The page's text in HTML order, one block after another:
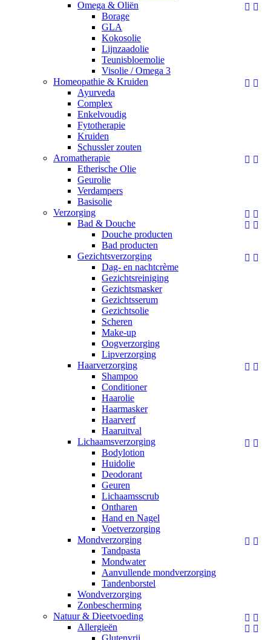
 
Omega & Oliën
Borage
GLA
Kokosolie
Lijnzaadolie
Teunisbloemolie
Visolie / Omega 3
 
Homeopathie & Kruiden
Ayurveda
Complex
Enkelvoudig
Fytotherapie
Kruiden
Schussler zouten
 
Aromatherapie
Etherische Olie
Geurolie
Verdampers
Basisolie
 
Verzorging
 
Bad & Douche
Douche producten
Bad producten
 
Gezichtsverzorging
Dag- en nachtcrème
Gezichtsreiniging
Gezichtsmasker
Gezichtsserum
Gezichtsolie
Scheren
Make-up
Oogverzorging
Lipverzorging
 
Haarverzorging
Shampoo
Conditioner
Haarolie
Haarmasker
Haarverf
Haaruitval
 
Lichaamsverzorging
Bodylotion
Huidolie
Deodorant
Geuren
Lichaamsscrub
Ontharen
Hand en Nagel
Voetverzorging
 
Mondverzorging
Tandpasta
Mondwater
Aanvullende mondverzorging
Tandenborstel
Wondverzorging
Zonbescherming
 
Natuur & Dieetvoeding
 
Allergieën
Glutenvrij